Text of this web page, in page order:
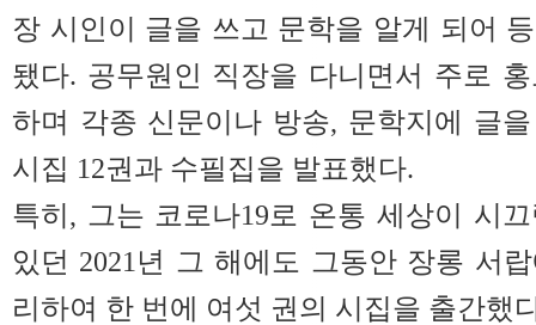
장 시인이 글을 쓰고 문학을 알게 되어
됐다. 공무원인 직장을 다니면서 주로
하며 각종 신문이나 방송, 문학지에 글
시집 12권과 수필집을 발표했다.
특히, 그는 코로나19로 온통 세상이 시
있던 2021년 그 해에도 그동안 장롱 서
리하여 한 번에 여섯 권의 시집을 출간했